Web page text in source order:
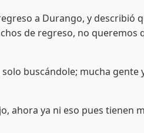
a Durango, y describió
de regreso, no
buscándole; mucha gente
ahora ya ni eso pues tienen